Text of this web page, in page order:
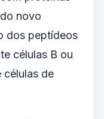
novo
dos peptídeos
células B ou
células de